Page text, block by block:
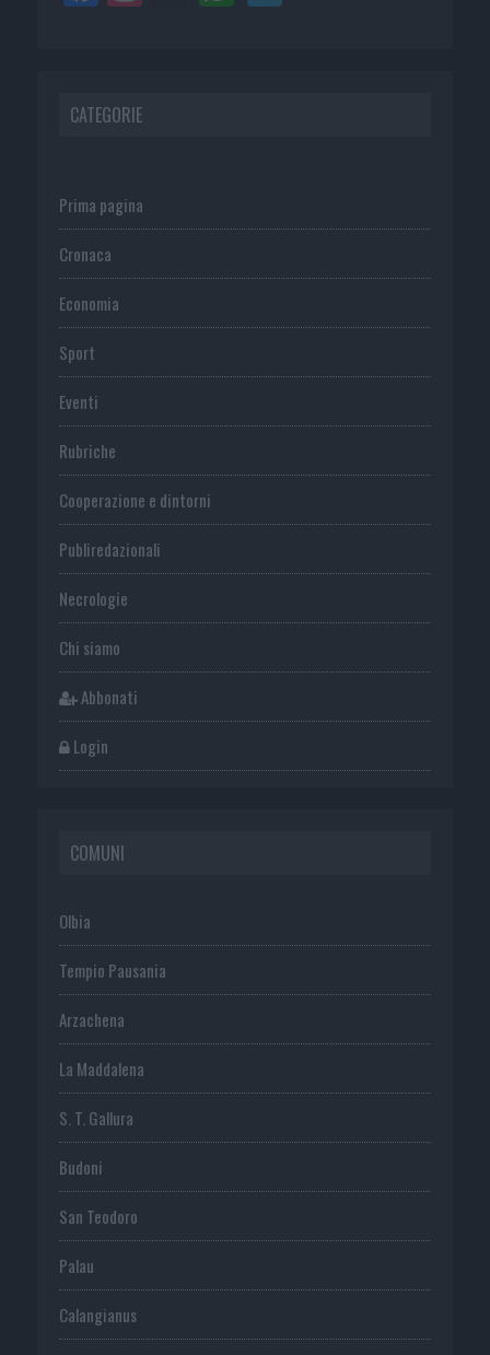
CATEGORIE
Prima pagina
Cronaca
Economia
Sport
Eventi
Rubriche
Cooperazione e dintorni
Publiredazionali
Necrologie
Chi siamo
Abbonati
Login
COMUNI
Olbia
Tempio Pausania
Arzachena
La Maddalena
S. T. Gallura
Budoni
San Teodoro
Palau
Calangianus